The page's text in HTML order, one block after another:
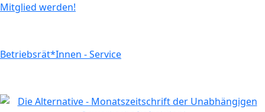
Mitglied werden!
Betriebsrät*Innen - Service